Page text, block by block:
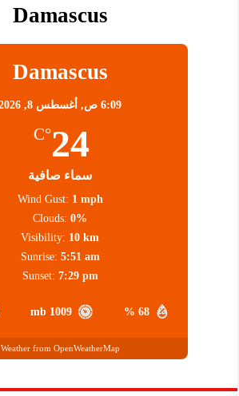
Damascus
Damascus
6:09 ص, أغسطس 8, 2026
24
°C
سماء صافية
68 %
1009 mb
Wind Gust: 1 mph
Clouds: 0%
Visibility: 10 km
Sunrise: 5:51 am
Sunset: 7:29 pm
Weather from OpenWeatherMap